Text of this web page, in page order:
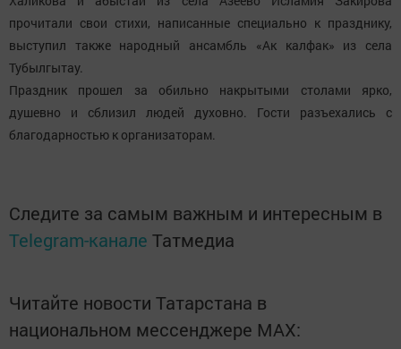
прочитали свои стихи, написанные специально к празднику,
выступил также народный ансамбль «Ак калфак» из села
Тубылгытау.
Праздник прошел за обильно накрытыми столами ярко,
душевно и сблизил людей духовно. Гости разъехались с
благодарностью к организаторам.
Следите за самым важным и интересным в
Telegram-канале Татмедиа
Читайте новости Татарстана в
национальном мессенджере MАХ: